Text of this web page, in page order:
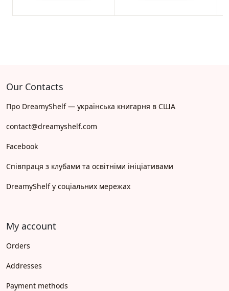
Our Contacts
Про DreamyShelf — українська книгарня в США
contact@dreamyshelf.com
Facebook
Співпраця з клубами та освітніми ініціативами
DreamyShelf у соціальних мережах
My account
Orders
Addresses
Payment methods